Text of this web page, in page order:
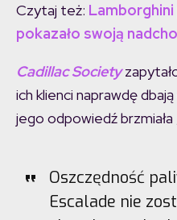
Czytaj też:
pokazało swoją
Cadillac Society
ich klienci naprawdę
jego odpowiedź brzmiała
Oszczędność
Escalade nie